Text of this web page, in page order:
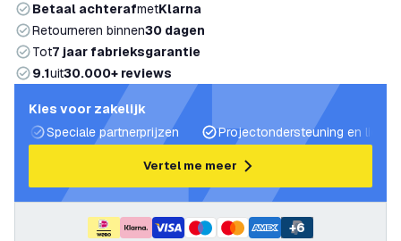
Betaal achterafmetKlarna
Retourneren binnen30 dagen
Tot7 jaar fabrieksgarantie
9.1uit30.000+ reviews
Kies voor zakelijk
Speciale partnerprijzen
Projectondersteuning en
Vertel me meer
+6